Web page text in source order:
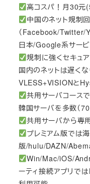
高コスパ！月30元
中国のネット規制
（Facebook/
日本/Google系サー
規制に強くセキュ
国内のネットは遅く
VLESS+VISIONと
共用サーバコース
韓国サーバを多数（
共用サーバから専
プレミアム版では
版/hulu/DAZN/
Win/Mac/iOS/
ーティ接続アプリで